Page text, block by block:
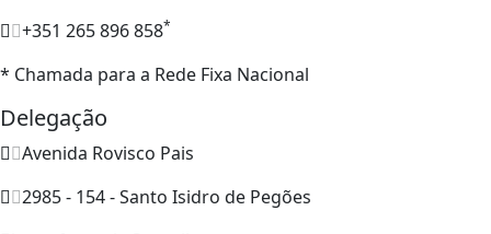
+351 265 896 858*
* Chamada para a Rede Fixa Nacional
Delegação
Avenida Rovisco Pais
2985 - 154 - Santo Isidro de Pegões